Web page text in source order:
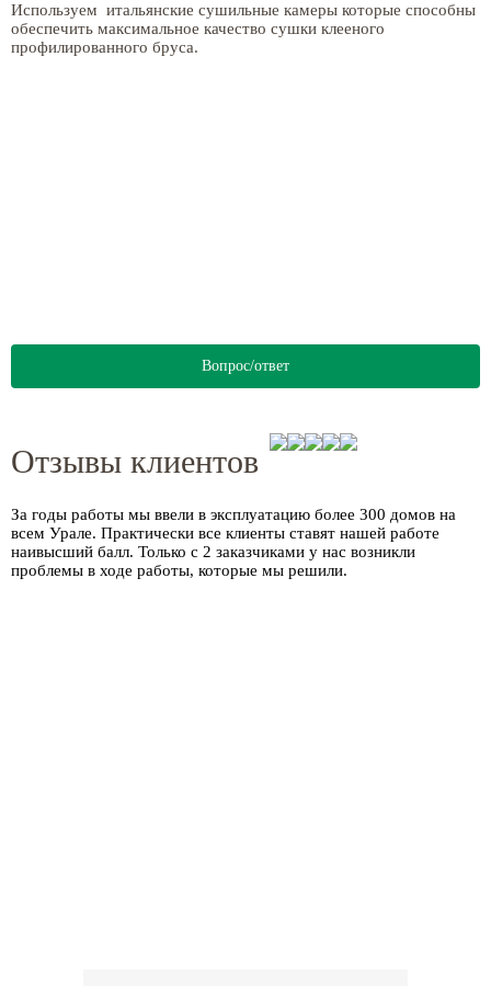
Используем итальянские сушильные камеры которые способны
обеспечить максимальное качество сушки клееного
профилированного бруса.
Вопрос/ответ
Отзывы клиентов
За годы работы мы ввели в эксплуатацию более 300 домов на
всем Урале. Практически все клиенты ставят нашей работе
наивысший балл. Только с 2 заказчиками у нас возникли
проблемы в ходе работы, которые мы решили.